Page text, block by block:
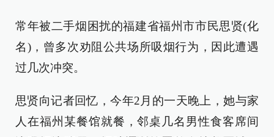
常年被二手烟困扰的福建省福州市市民思贤(化
名)，曾多次劝阻公共场所吸烟行为，因此遭遇
过几次冲突。
思贤向记者回忆，今年2月的一天晚上，她与家
人在福州某餐馆就餐，邻桌几名男性食客席间